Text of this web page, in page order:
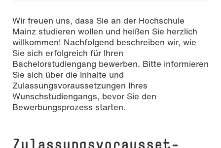
Wir freuen uns, dass Sie an der Hochschule
Mainz studieren wollen und heißen Sie herzlich
willkommen! Nachfolgend beschreiben wir, wie
Sie sich erfolgreich für Ihren
Bachelorstudiengang bewerben. Bitte informieren
Sie sich über die Inhalte und
Zulassungsvoraussetzungen Ihres
Wunschstudiengangs, bevor Sie den
Bewerbungsprozess starten.